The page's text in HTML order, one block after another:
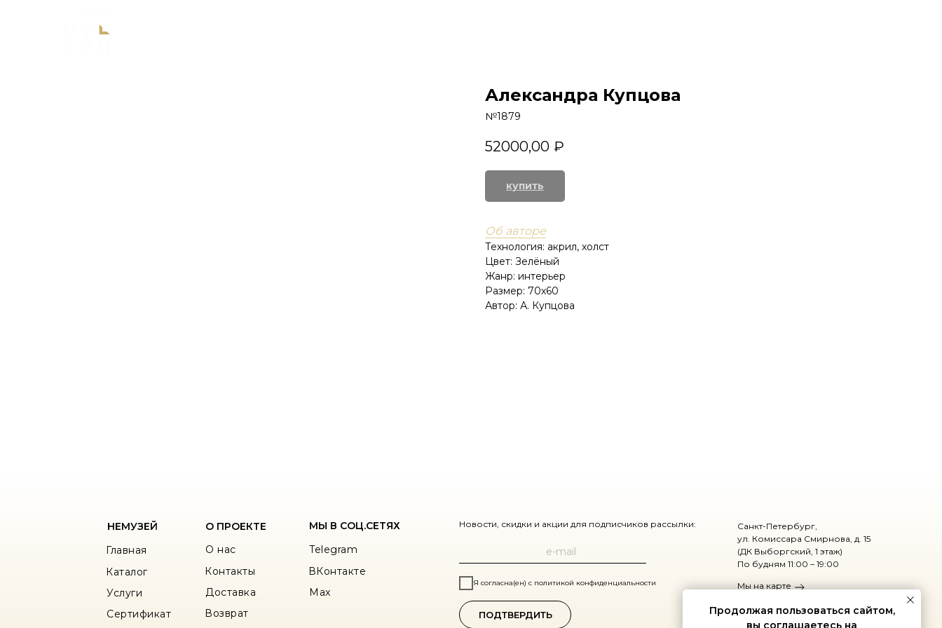
Александра Купцова
№1879
52000,00 ₽
купить
Об авторе
Технология: акрил, холст
Цвет: Зелёный
Жанр: интерьер
Размер: 70х60
Автор: А. Купцова
Я согласна(ен) с политикой конфиденциальности
ПОДТВЕРДИТЬ
Новости, скидки и акции для подписчиков рассылки:
Главная
Услуги Доставка
О нас
Контакты
Каталог
Возврат
НЕМУЗЕЙ О ПРОЕКТЕ
Сертификат
МЫ В СОЦ.СЕТЯХ
Telegram
ВКонтакте
Max
Мы на карте
Санкт-Петербург,
ул. Комиссара Смирнова, д. 15
(ДК Выборгский, 1 этаж)
По будням 11:00 – 19:00
Продолжая пользоваться сайтом,
вы соглашаетесь на